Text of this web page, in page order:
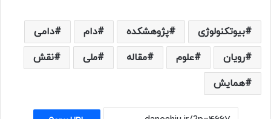
بیوتکنولوژی پژوهشکده دام
دامی
رویان
علوم مقاله ملی
نقش
همایش